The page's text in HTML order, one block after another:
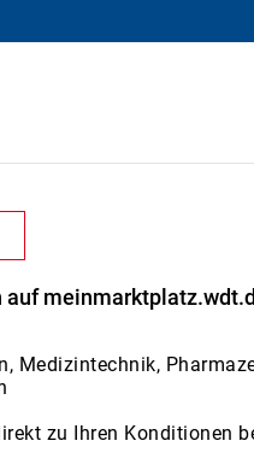
Medizintechnik,
zu Ihren Konditionen